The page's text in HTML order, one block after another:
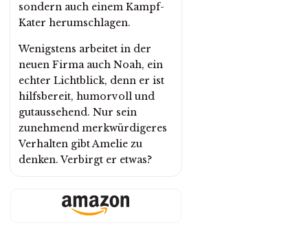
sondern auch einem Kampf-
Kater herumschlagen.
Wenigstens arbeitet in der
neuen Firma auch Noah, ein
echter Lichtblick, denn er ist
hilfsbereit, humorvoll und
gutaussehend. Nur sein
zunehmend merkwürdigeres
Verhalten gibt Amelie zu
denken. Verbirgt er etwas?